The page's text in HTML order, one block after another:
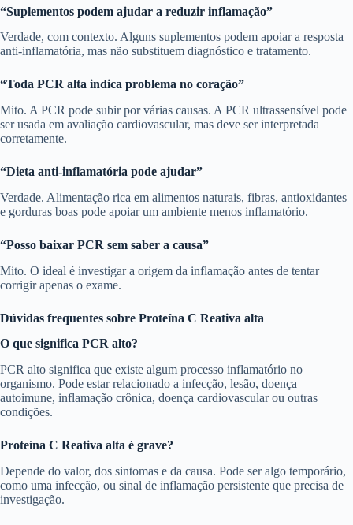
“Suplementos podem ajudar a reduzir inflamação”
Verdade, com contexto. Alguns suplementos podem apoiar a resposta
anti-inflamatória, mas não substituem diagnóstico e tratamento.
“Toda PCR alta indica problema no coração”
Mito. A PCR pode subir por várias causas. A PCR ultrassensível pode
ser usada em avaliação cardiovascular, mas deve ser interpretada
corretamente.
“Dieta anti-inflamatória pode ajudar”
Verdade. Alimentação rica em alimentos naturais, fibras, antioxidantes
e gorduras boas pode apoiar um ambiente menos inflamatório.
“Posso baixar PCR sem saber a causa”
Mito. O ideal é investigar a origem da inflamação antes de tentar
corrigir apenas o exame.
Dúvidas frequentes sobre Proteína C Reativa alta
O que significa PCR alto?
PCR alto significa que existe algum processo inflamatório no
organismo. Pode estar relacionado a infecção, lesão, doença
autoimune, inflamação crônica, doença cardiovascular ou outras
condições.
Proteína C Reativa alta é grave?
Depende do valor, dos sintomas e da causa. Pode ser algo temporário,
como uma infecção, ou sinal de inflamação persistente que precisa de
investigação.